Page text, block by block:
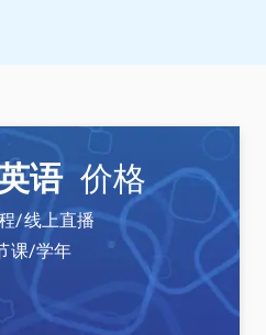
语 价格
/线上直播
课/学年